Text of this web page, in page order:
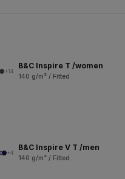
+14
B&C Inspire T /women
140 g/m² / Fitted
+4
B&C Inspire V T /men
140 g/m² / Fitted